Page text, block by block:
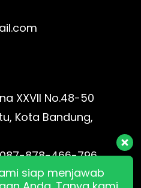
XXVII No.48-50
Kota Bandung,
878-466-796
siap menjawab